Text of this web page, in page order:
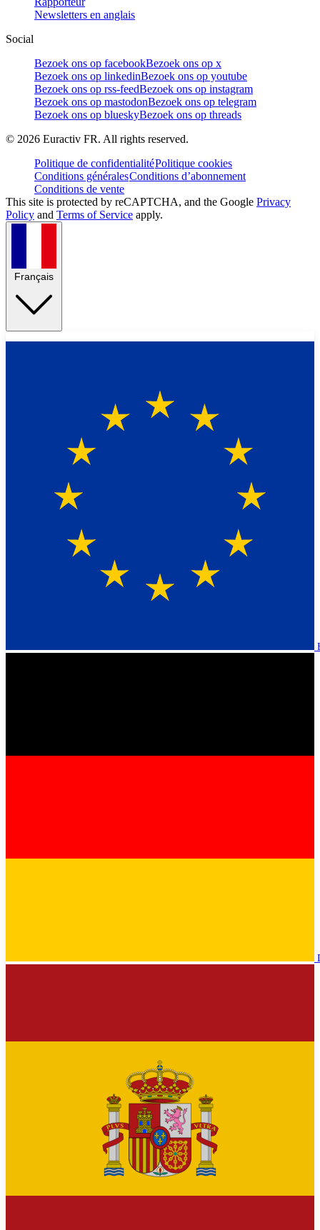
Newsletters en anglais
Social
Bezoek ons op facebookBezoek ons op x
Bezoek ons op linkedinBezoek ons op youtube
Bezoek ons op rss-feedBezoek ons op instagram
Bezoek ons op mastodonBezoek ons op telegram
Bezoek ons op blueskyBezoek ons op threads
© 2026 Euractiv FR. All rights reserved.
Politique de confidentialitéPolitique cookies
Conditions généralesConditions d’abonnement
Conditions de vente
This site is protected by reCAPTCHA, and the Google Privacy
Policy and Terms of Service apply.
Français